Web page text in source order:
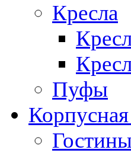
Кресла
Пуфы